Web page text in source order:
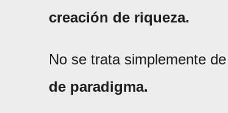
creación de riqueza.
No se trata simplemente
de paradigma.